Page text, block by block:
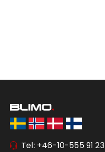
Tel: +46-10-555 91 23